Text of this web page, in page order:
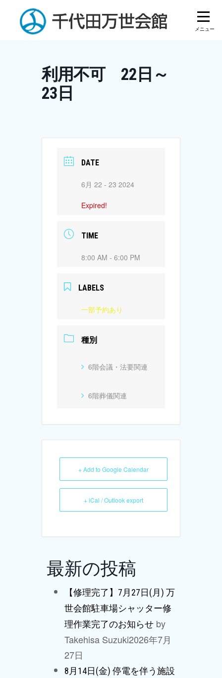
content
利用不可 22日～
23日
DATE
6月 22 - 23 2024
Expired!
TIME
8:00 AM - 6:00 PM
LABELS
一部予約あり
種別
6階会議・法要関連
6階葬儀関連
+ Add to Google Calendar
+ iCal / Outlook export
最新の投稿
【修理完了】7月27日(月) 万
世会館駐車場シャッター修
理作業完了のお知らせ by
Takehisa Suzuki2026年7月
27日
8月14日(金) 停電を伴う施設